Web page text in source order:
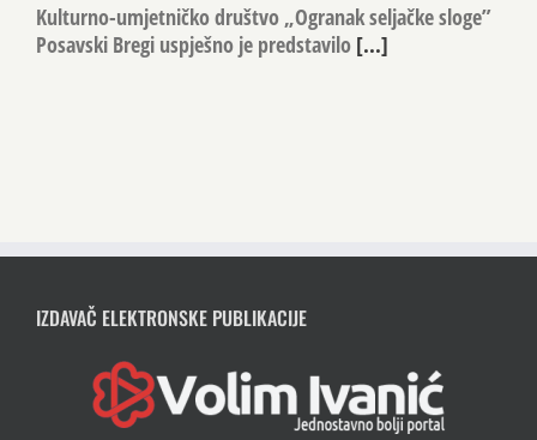
Kulturno-umjetničko društvo „Ogranak seljačke sloge”
Posavski Bregi uspješno je predstavilo [...]
IZDAVAČ ELEKTRONSKE PUBLIKACIJE